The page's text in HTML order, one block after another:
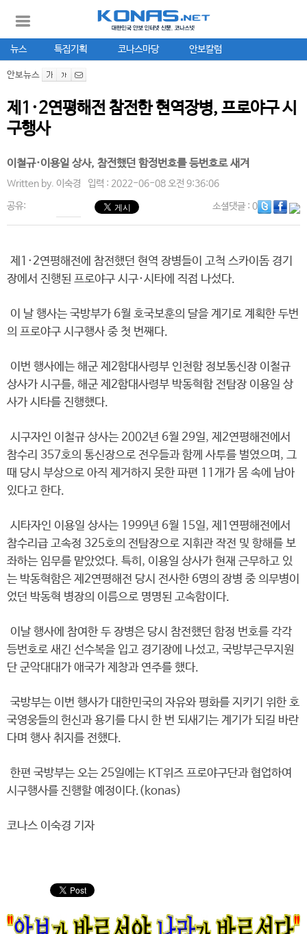
뉴스 특집기획 코나스마당 안보칼럼
안보뉴스
제1·2연평해전 참전한 현역장병, 프로야구 시
구행사
이철규·이용일 상사, 참전했던 함정번호를 등번호로 새겨
Written by. 이숙경 입력 : 2022-06-08 오전 9:36:06
공유: 소셜댓글: 0
제1·2연평해전에 참전했던 현역 장병들이 고척 스카이돔 경기
장에서 진행된 프로야구 시구·시타에 직접 나섰다.
이 날 행사는 국방부가 6월 호국보훈의 달을 계기로 계획한 두번
의 프로야구 시구행사 중 첫 번째다.
이번 행사에는 해군 제2함대사령부 인천함 정보통신장 이철규
상사가 시구를, 해군 제2함대사령부 박동혁함 전탐장 이용일 상
사가 시타를 진행했다.
시구자인 이철규 상사는 2002년 6월 29일, 제2연평해전에서
참수리 357호의 통신장으로 전우들과 함께 사투를 벌였으며, 그
때 당시 부상으로 아직 제거하지 못한 파편 11개가 몸 속에 남아
있다고 한다.
시타자인 이용일 상사는 1999년 6월 15일, 제1연평해전에서
참수리급 고속정 325호의 전탐장으로 지휘관 작전 및 항해를 보
좌하는 임무를 맡았었다. 특히, 이용일 상사가 현재 근무하고 있
는 박동혁함은 제2연평해전 당시 전사한 6명의 장병 중 의무병이
었던 박동혁 병장의 이름으로 명명된 고속함이다.
이날 행사에 참여한 두 장병은 당시 참전했던 함정 번호를 각각
등번호로 새긴 선수복을 입고 경기장에 나섰고, 국방부근무지원
단 군악대대가 애국가 제창과 연주를 했다.
국방부는 이번 행사가 대한민국의 자유와 평화를 지키기 위한 호
국영웅들의 헌신과 용기를 다시 한 번 되새기는 계기가 되길 바란
다며 행사 취지를 전했다.
한편 국방부는 오는 25일에는 KT위즈 프로야구단과 협업하여
시구행사를 진행할 예정이다.(konas)
코나스 이숙경 기자